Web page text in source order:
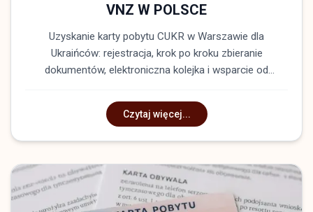
VNZ W POLSCE
Uzyskanie karty pobytu CUKR w Warszawie dla
Ukraińców: rejestracja, krok po kroku zbieranie
dokumentów, elektroniczna kolejka i wsparcie od
Czytaj więcej...